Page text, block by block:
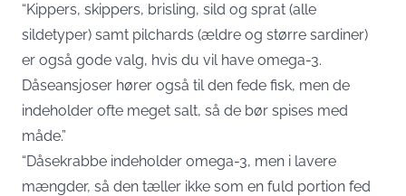
“Kippers, skippers, brisling, sild og sprat (alle
sildetyper) samt pilchards (ældre og større sardiner)
er også gode valg, hvis du vil have omega-3.
Dåseansjoser hører også til den fede fisk, men de
indeholder ofte meget salt, så de bør spises med
måde.”
“Dåsekrabbe indeholder omega-3, men i lavere
mængder, så den tæller ikke som en fuld portion fed